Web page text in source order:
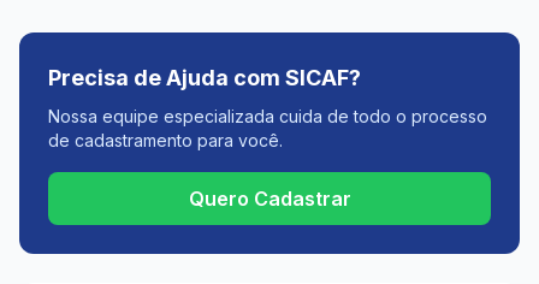
Precisa de Ajuda com SICAF?
Nossa equipe especializada cuida de todo o processo
de cadastramento para você.
Quero Cadastrar